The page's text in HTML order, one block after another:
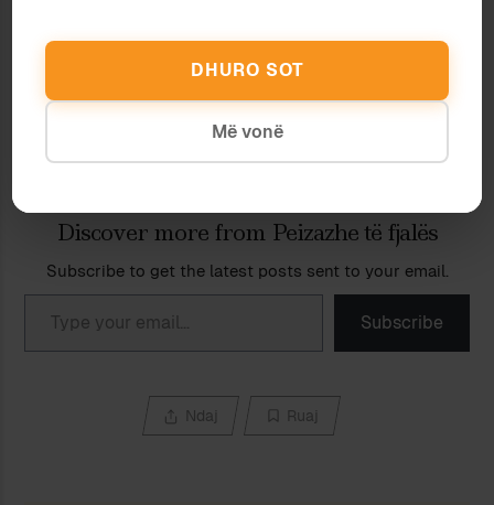
In "Letërsi"
11 June 2026
Discover more from Peizazhe të fjalës
Subscribe to get the latest posts sent to your email.
Type your email…
Subscribe
Ndaj Ruaj
DHURO SOT
Më vonë